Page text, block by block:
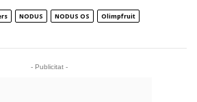
NODUS NODUS OS
Olimpfruit
- Publicitat -